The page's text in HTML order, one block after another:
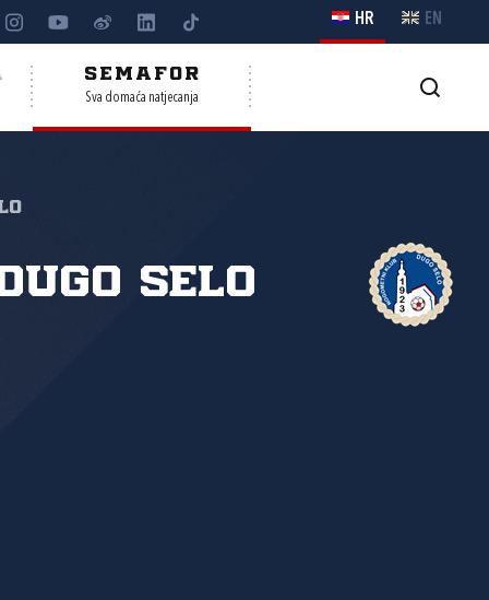
HR EN
SEMAFOR
Sva domaća natjecanja
Selo